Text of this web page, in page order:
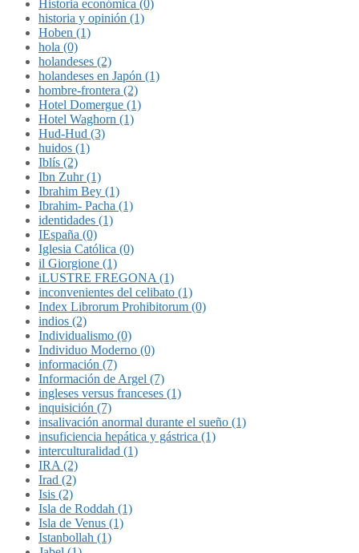
Historia económica (0)
historia y opinión (1)
Hoben (1)
hola (0)
holandeses (2)
holandeses en Japón (1)
hombre-frontera (2)
Hotel Domergue (1)
Hotel Waghorn (1)
Hud-Hud (3)
huidos (1)
Iblís (2)
Ibn Zuhr (1)
Ibrahim Bey (1)
Ibrahim- Pacha (1)
identidades (1)
IEspaña (0)
Iglesia Católica (0)
il Giorgione (1)
iLUSTRE FREGONA (1)
inconvenientes del celibato (1)
Index Librorum Prohibitorum (0)
indios (2)
Individualismo (0)
Individuo Moderno (0)
información (7)
Información de Argel (7)
ingleses versus franceses (1)
inquisición (7)
insalivación anormal durante el sueño (1)
insuficiencia hepática y gástrica (1)
interculturalidad (1)
IRA (2)
Irad (2)
Isis (2)
Isla de Roddah (1)
Isla de Venus (1)
Istanbollah (1)